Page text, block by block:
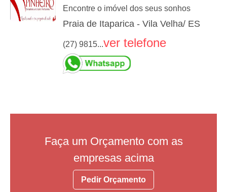
Encontre o imóvel dos seus sonhos
Praia de Itaparica - Vila Velha/ ES
(27) 9815...ver telefone
Faça um Orçamento com as
empresas acima
Pedir Orçamento